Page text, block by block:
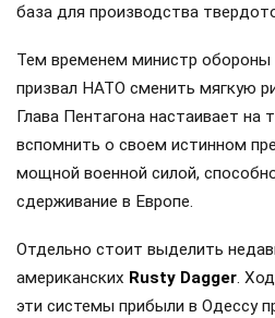
база для производства
Тем временем министр
призвал НАТО сменить мягкую
Глава Пентагона настаивает на
вспомнить о своем истинном
мощной военной силой,
сдерживание в Европе.
Отдельно стоит выделить
американских Rusty Dagger.
эти системы прибыли в Одессу